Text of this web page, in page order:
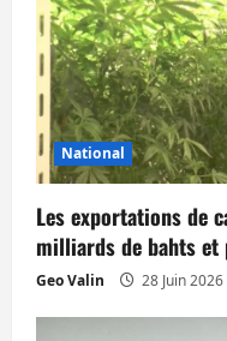
n
d
’
a
r
t
National
Les exportations de
milliards de bahts et
Geo Valin 28 Juin 2026